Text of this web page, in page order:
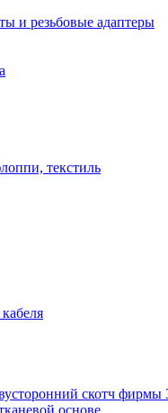
и резьбовые адаптеры
текстиль
скотч фирмы
основе